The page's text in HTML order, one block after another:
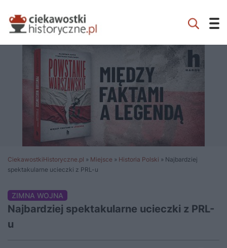
CiekawostkiHistoryczne.pl » Miejsce » Historia Polski » Najbardziej
spektakularne ucieczki z PRL-u
ZIMNA WOJNA
Najbardziej spektakularne ucieczki z PRL-
u